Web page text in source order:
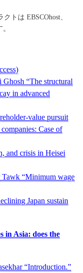
クトは EBSCOhost、
“The structural
in advanced
value pursuit
Case of
and crisis in Heisei
“Minimum wage
Japan sustain
in Asia: does the
“Introduction.”